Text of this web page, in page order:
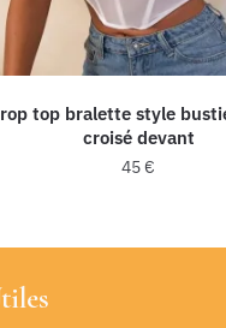
top bralette style
croisé devant
45€